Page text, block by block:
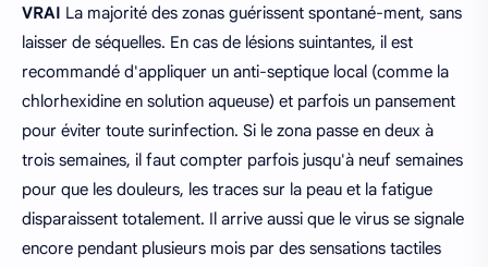
VRAI La majorité des zonas guérissent spontané-ment, sans
laisser de séquelles. En cas de lésions suintantes, il est
recommandé d'appliquer un anti-septique local (comme la
chlorhexidine en solution aqueuse) et parfois un pansement
pour éviter toute surinfection. Si le zona passe en deux à
trois semaines, il faut compter parfois jusqu'à neuf semaines
pour que les douleurs, les traces sur la peau et la fatigue
disparaissent totalement. Il arrive aussi que le virus se signale
encore pendant plusieurs mois par des sensations tactiles